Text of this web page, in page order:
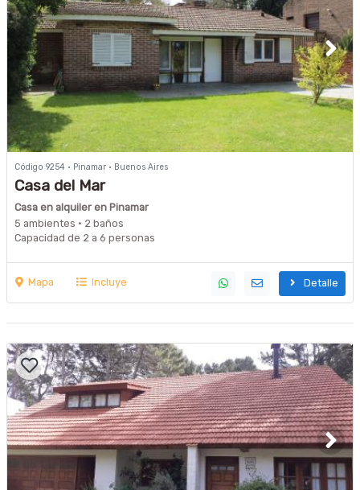
Código 9254 · Pinamar · Buenos Aires
Casa del Mar
Casa en alquiler en Pinamar
5 ambientes · 2 baños
Capacidad de 2 a 6 personas
Mapa Incluye Detalle